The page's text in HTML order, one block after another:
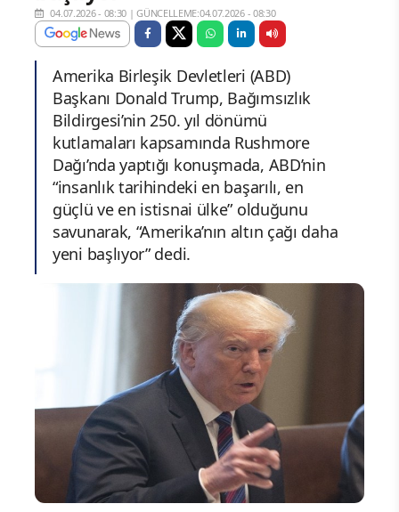
04.07.2026 - 08:30 |GÜNCELLEME:04.07.2026 - 08:30
Amerika Birleşik Devletleri (ABD)
Başkanı Donald Trump, Bağımsızlık
Bildirgesi’nin 250. yıl dönümü
kutlamaları kapsamında Rushmore
Dağı’nda yaptığı konuşmada, ABD’nin
“insanlık tarihindeki en başarılı, en
güçlü ve en istisnai ülke” olduğunu
savunarak, “Amerika’nın altın çağı daha
yeni başlıyor” dedi.